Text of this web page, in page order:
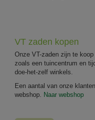
VT zaden kopen
Onze VT-zaden zijn te
zoals een tuincentrum en
doe-het-zelf winkels.
Een aantal van onze
webshop.
Naar webshop